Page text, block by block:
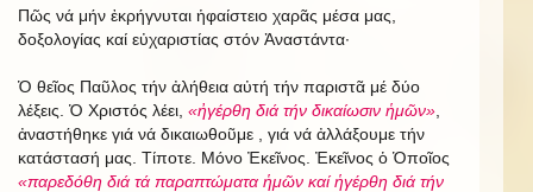
Πῶς νά μήν ἐκρήγνυται ἡφαίστειο χαρᾶς μέσα μας,
δοξολογίας καί εὐχαριστίας στόν Ἀναστάντα·
Ὁ θεῖος Παῦλος τήν ἀλήθεια αὐτή τήν παριστᾶ μέ δύο
λέξεις. Ὁ Χριστός λέει, «ἠγέρθη διά τήν δικαίωσιν ἡμῶν»
ἀναστήθηκε γιά νά δικαιωθοῦμε , γιά νά ἀλλάξουμε τήν
κατάστασή μας. Τίποτε. Μόνο Ἐκεῖνος. Ἐκεῖνος ὁ Ὁποῖος
«παρεδόθη διά τά παραπτώματα ἡμῶν καί ἡγέρθη διά τήν